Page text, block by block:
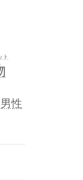
ト
男性